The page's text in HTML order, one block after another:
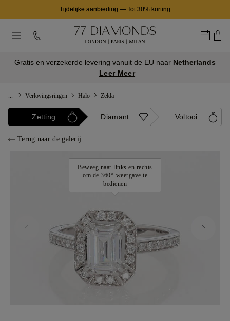
Tijdelijke aanbieding — Tot 30% korting
Gratis en verzekerde levering vanuit de EU naar Netherlands
Leer Meer
Verlovingsringen Halo Zelda
Zetting Diamant Voltooi
Terug naar de galerij
Beweeg naar links en rechts
om de 360°-weergave te
bedienen